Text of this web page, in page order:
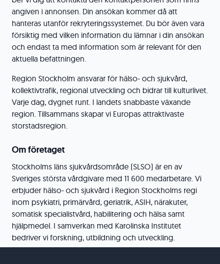
angiven i annonsen. Din ansökan kommer då att
hanteras utanför rekryteringssystemet. Du bör även vara
försiktig med vilken information du lämnar i din ansökan
och endast ta med information som är relevant för den
aktuella befattningen.
Region Stockholm ansvarar för hälso- och sjukvård,
kollektivtrafik, regional utveckling och bidrar till kulturlivet.
Varje dag, dygnet runt. I landets snabbaste växande
region. Tillsammans skapar vi Europas attraktivaste
storstadsregion.
Om företaget
Stockholms läns sjukvårdsområde (SLSO) är en av
Sveriges största vårdgivare med 11 600 medarbetare. Vi
erbjuder hälso- och sjukvård i Region Stockholms regi
inom psykiatri, primärvård, geriatrik, ASIH, närakuter,
somatisk specialistvård, habilitering och hälsa samt
hjälpmedel. I samverkan med Karolinska Institutet
bedriver vi forskning, utbildning och utveckling.